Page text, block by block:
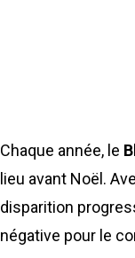
Chaque année, le
lieu avant Noël.
disparition
négative pour le